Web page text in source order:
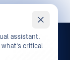
assistant.
what's critical